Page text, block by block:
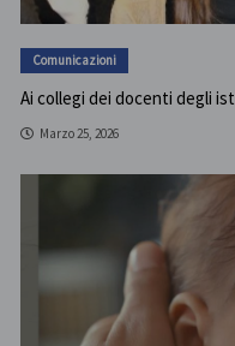
Comunicazioni
Ai collegi dei docenti degli
Marzo 25, 2026